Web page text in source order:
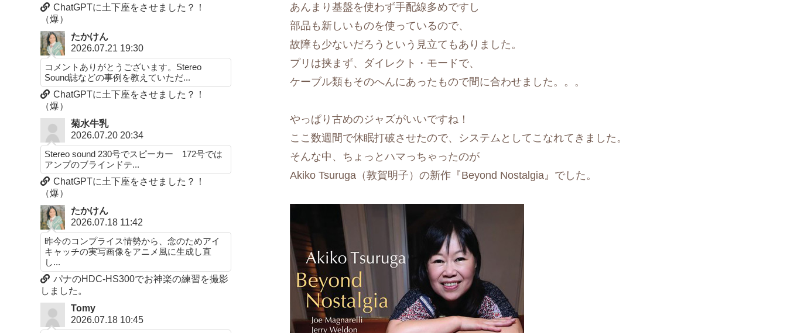
あんまり基盤を使わず手配線多めですし
部品も新しいものを使っているので、
故障も少ないだろうという見立てもありました。
プリは挟まず、ダイレクト・モードで、
ケーブル類もそのへんにあったもので間に合わせました。。。
やっぱり古めのジャズがいいですね！
ここ数週間で休眠打破させたので、システムとしてこなれてきました。
そんな中、ちょっとハマっちゃったのが
Akiko Tsuruga（敦賀明子）の新作『Beyond Nostalgia』でした。
ChatGPTに土下座をさせました？！
（爆）
たかけん
2026.07.21 19:30
コメントありがとうございます。Stereo
Sound誌などの事例を教えていただ...
ChatGPTに土下座をさせました？！
（爆）
菊水牛乳
2026.07.20 20:34
Stereo sound 230号でスピーカー 172号では
アンプのブラインドテ...
ChatGPTに土下座をさせました？！
（爆）
たかけん
2026.07.18 11:42
昨今のコンプライス情勢から、念のためアイ
キャッチの実写画像をアニメ風に生成し直
し...
パナのHDC-HS300でお神楽の練習を撮影
しました。
Tomy
2026.07.18 10:45